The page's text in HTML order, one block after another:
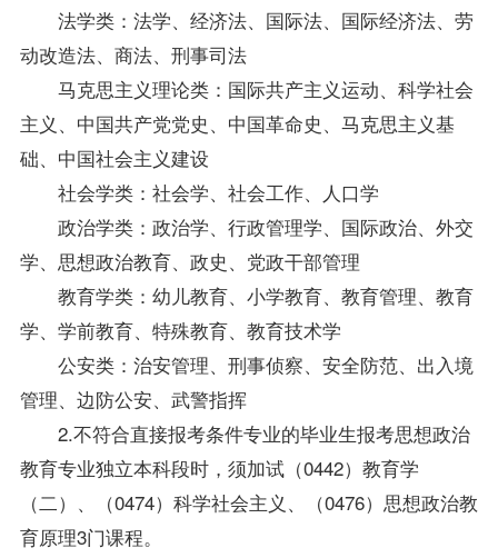
法学类：法学、经济法、 国际法、国际经济法、劳
动改造法、商法、刑事司法
马克思主义理论类：国际共产主义运动、科学社会
主义、中国共产党党史、中国革命史、马克思主义基
础、中国社会主义建设
社会学类：社会学、社会工作、人口学
政治学类：政治学、 行政管理学、国际政治、外交
学、思想政治教育、政史、党政干部管理
教育学类：幼儿教育、小学教育、教育管理、教育
学、学前教育、特殊教育、教育技术学
公安类：治安管理、刑事侦察、安全防范、出入境
管理、边防公安、武警指挥
2.不符合直接报考条件专业的毕业生报考思想政治
教育专业独立本科段时，须加试（0442）教育学
（二）、（0474）科学社会主义、（0476）思想政治教
育原理3门课程。